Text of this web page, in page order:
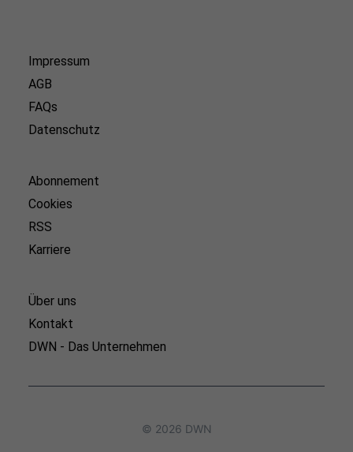
Impressum
AGB
FAQs
Datenschutz
Abonnement
Cookies
RSS
Karriere
Über uns
Kontakt
DWN - Das Unternehmen
© 2026 DWN